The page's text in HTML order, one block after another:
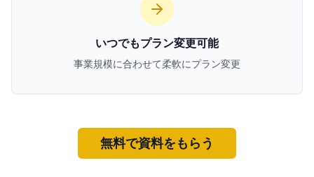
いつでもプラン変更可能
事業規模に合わせて柔軟にプラン変更
無料で資料をもらう